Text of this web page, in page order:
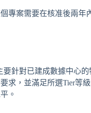
專案需要在核准後兩年
針對已建成數據中心
求，並滿足所選Tier等
。